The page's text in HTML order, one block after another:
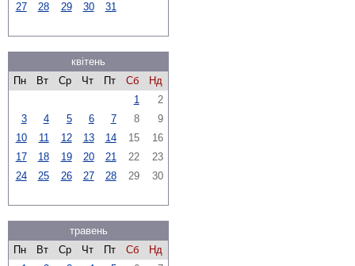
27
28 29 30 31
квітень
Пн
Вт Ср Чт Пт Сб
Нд
1
2
3
4 5 6 7 8
9
10
11 12 13 14 15
16
17
18 19 20 21 22
23
24
25 26 27 28 29 30
травень
Пн
Вт Ср Чт Пт Сб
Нд